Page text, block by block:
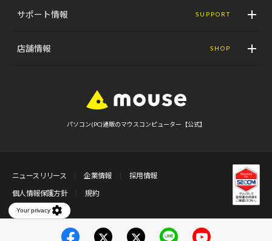
サポート情報 SUPPORT
店舗情報 SHOP
パソコン(PC)通販のマウスコンピューター【公式】
ニュースリリース 企業情報
採用情報
個人情報保護方針
規約